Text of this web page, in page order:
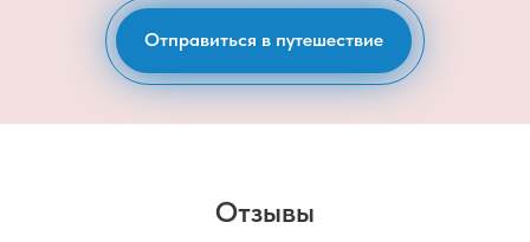
Отправиться в путешествие
Отзывы